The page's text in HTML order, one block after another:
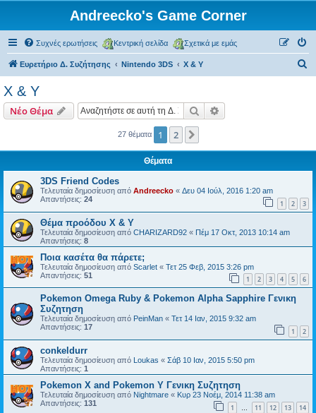
Andreecko's Game Corner
Συχνές ερωτήσεις Κεντρική σελίδα Σχετικά με εμάς
Ευρετήριο Δ. Συζήτησης Nintendo 3DS X & Y
η
X & Y
Νέο Θέμα Αναζήτηση
27 θέματα 1 2
Θέματα
3DS Friend Codes
Τελευταία δημοσίευση από Andreecko « Δευ 04 Ιούλ, 2016 1:20 am
Απαντήσεις: 24 1 2 3
Θέμα προόδου X & Y
Τελευταία δημοσίευση από CHARIZARD92 « Πέμ 17 Οκτ, 2013 10:14 am
Απαντήσεις: 8
Ποια κασέτα θα πάρετε;
Τελευταία δημοσίευση από Scarlet « Τετ 25 Φεβ, 2015 3:26 pm
Απαντήσεις: 51 1 2 3 4 5 6
Pokemon Omega Ruby & Pokemon Alpha Sapphire Γενικη
Συζητηση
Τελευταία δημοσίευση από PeinMan « Τετ 14 Ιαν, 2015 9:32 am
Απαντήσεις: 17 1 2
conkeldurr
Τελευταία δημοσίευση από Loukas « Σάβ 10 Ιαν, 2015 5:50 pm
Απαντήσεις: 1
Pokemon X and Pokemon Y Γενικη Συζητηση
Τελευταία δημοσίευση από Nightmare « Κυρ 23 Νοέμ, 2014 11:38 am
Απαντήσεις: 131 1 … 11 12 13 14